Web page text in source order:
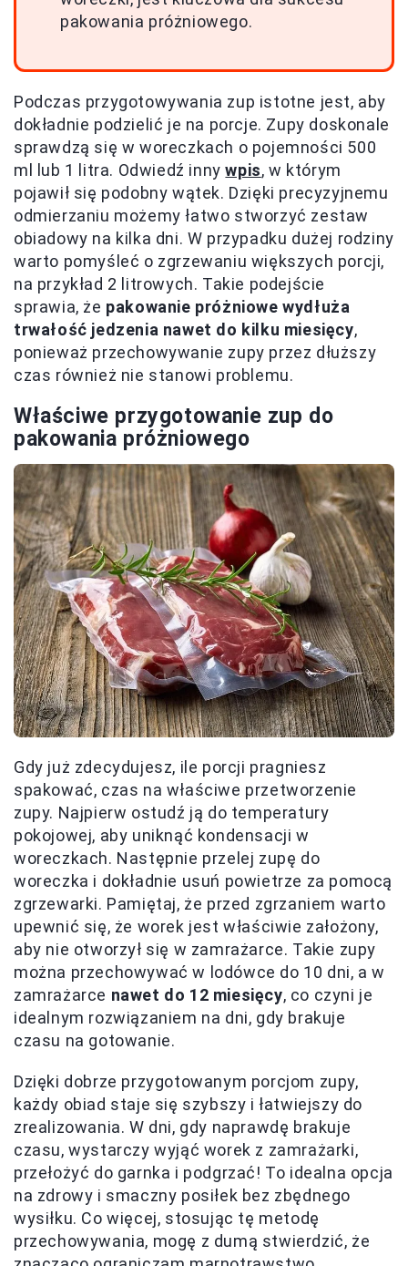
pakowania próżniowego.
Podczas przygotowywania zup istotne jest, aby
dokładnie podzielić je na porcje. Zupy doskonale
sprawdzą się w woreczkach o pojemności 500
ml lub 1 litra. Odwiedź innywpis, w którym
pojawił się podobny wątek. Dzięki precyzyjnemu
odmierzaniu możemy łatwo stworzyć zestaw
obiadowy na kilka dni. W przypadku dużej rodziny
warto pomyśleć o zgrzewaniu większych porcji,
na przykład 2 litrowych. Takie podejście
sprawia, że pakowanie próżniowe wydłuża
trwałość jedzenia nawet do kilku miesięcy,
ponieważ przechowywanie zupy przez dłuższy
czas również nie stanowi problemu.
Właściwe przygotowanie zup do
pakowania próżniowego
Gdy już zdecydujesz, ile porcji pragniesz
spakować, czas na właściwe przetworzenie
zupy. Najpierw ostudź ją do temperatury
pokojowej, aby uniknąć kondensacji w
woreczkach. Następnie przelej zupę do
woreczka i dokładnie usuń powietrze za pomocą
zgrzewarki. Pamiętaj, że przed zgrzaniem warto
upewnić się, że worek jest właściwie założony,
aby nie otworzył się w zamrażarce. Takie zupy
można przechowywać w lodówce do 10 dni, a w
zamrażarce nawet do 12 miesięcy, co czyni je
idealnym rozwiązaniem na dni, gdy brakuje
czasu na gotowanie.
Dzięki dobrze przygotowanym porcjom zupy,
każdy obiad staje się szybszy i łatwiejszy do
zrealizowania. W dni, gdy naprawdę brakuje
czasu, wystarczy wyjąć worek z zamrażarki,
przełożyć do garnka i podgrzać! To idealna opcja
na zdrowy i smaczny posiłek bez zbędnego
wysiłku. Co więcej, stosując tę metodę
przechowywania, mogę z dumą stwierdzić, że